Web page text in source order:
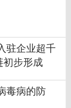
驻企业超千
初步形成
毒病的防